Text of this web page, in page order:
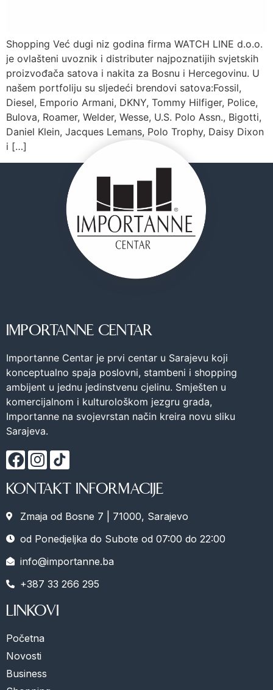
Shopping Već dugi niz godina firma WATCH LINE d.o.o.
je ovlašteni uvoznik i distributer najpoznatijih svjetskih
proizvođača satova i nakita za Bosnu i Hercegovinu. U
našem portfoliju su sljedeći brendovi satova:Fossil,
Diesel, Emporio Armani, DKNY, Tommy Hilfiger, Police,
Bulova, Roamer, Welder, Wesse, U.S. Polo Assn., Bigotti,
Daniel Klein, Jacques Lemans, Polo Trophy, Daisy Dixon
i […]
IMPORTANNE CENTAR
Importanne Centar je prvi centar u Sarajevu koji
konceptualno spaja poslovni, stambeni i shopping
ambijent u jednu jedinstvenu cjelinu. Smješten u
komercijalnom i kulturološkom jezgru grada,
Importanne na svojevrstan način kreira novu sliku
Sarajeva.
KONTAKT INFORMACIJE
Zmaja od Bosne 7 | 71000, Sarajevo
od Ponedjeljka do Subote od 07:00 do 22:00
info@importanne.ba
+387 33 266 295
LINKOVI
Početna
Novosti
Business